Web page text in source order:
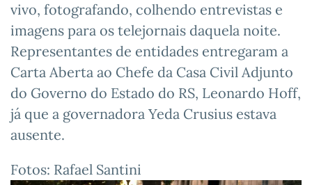
vivo, fotografando, colhendo entrevistas e
imagens para os telejornais daquela noite.
Representantes de entidades entregaram a
Carta Aberta ao Chefe da Casa Civil Adjunto
do Governo do Estado do RS, Leonardo Hoff,
já que a governadora Yeda Crusius estava
ausente.
Fotos: Rafael Santini